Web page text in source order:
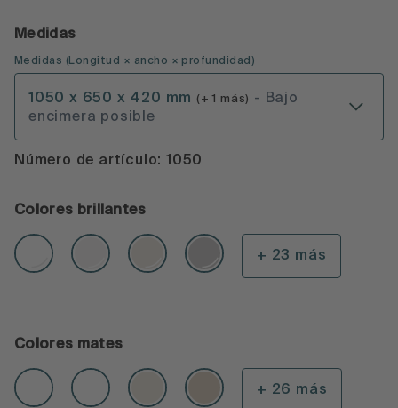
Medidas
Medidas (Longitud × ancho × profundidad )
1050 x 650 x 420 mm (+ 1 más)
- Bajo
encimera posible
Número de artículo: 1050
Colores brillantes
+ 23 más
Colores mates
+ 26 más